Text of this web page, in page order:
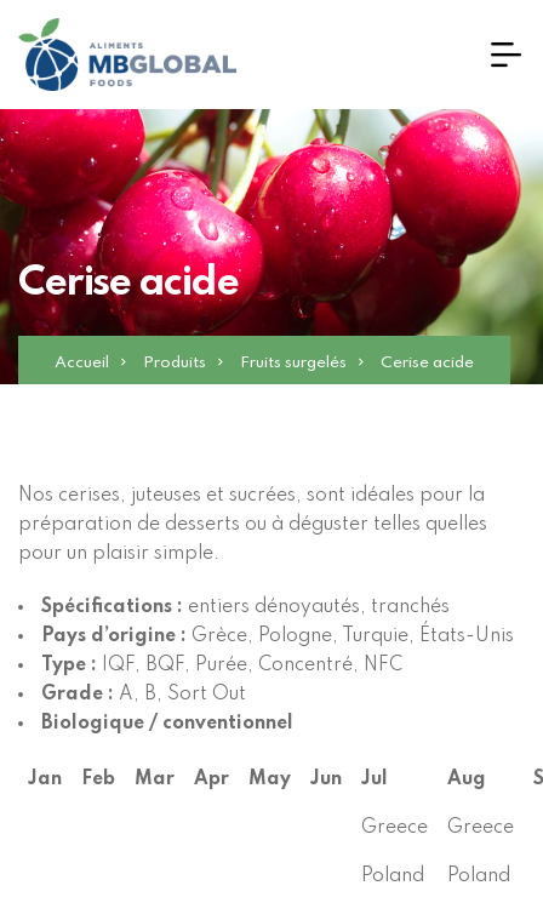
Cerise acide
Accueil Produits Fruits surgelés Cerise acide
Nos cerises, juteuses et sucrées, sont idéales pour la
préparation de desserts ou à déguster telles quelles
pour un plaisir simple.
Spécifications : entiers dénoyautés, tranchés
Pays d’origine : Grèce, Pologne, Turquie, États-Unis
Type :
IQF, BQF, Purée, Concentré, NFC
Grade : A, B, Sort Out
Biologique / conventionnel
Jan Feb Mar Apr May Jun Jul Aug
Greece Greece
Poland Poland